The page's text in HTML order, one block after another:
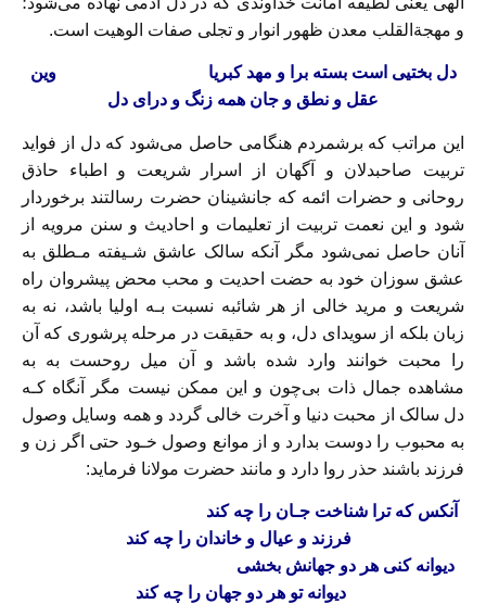
و مهجةالقلب معدن ظهور انوار و تجلی صفات الوهیت است‌.
دل‌ بختیی است بسته برا و مهد کبریاوین
عقل و نطق و جان همه زنگ‌ و درای‌ دل
این مراتب که برشمردم هنگامی حاصل‌ می‌شود‌ که‌ دل از فواید
تربیت صاحبدلان و آگهان از‌ اسرار‌ شریعت و اطباء حاذق
روحانی و حضرات ائمه که جانشینان حضرت رسالتند برخوردار
شود و این‌ نعمت‌ تربیت از تعلیمات و احادیث و سنن‌ مرویه‌ از
آنان‌ حاصل‌ نمی‌شود‌ مگر آنکه سالک عاشق شـیفته مـطلق‌ به‌
عشق سوزان خود به حضت احدیت و محب محض پیشروان راه
شریعت و مرید‌ خالی‌ از هر شائبه نسبت بـه اولیا‌ باشد، نه به
زبان‌ بلکه‌ از سویدای دل، و به حقیقت‌ در‌ مرحله پرشوری که آن
را محبت خوانند وارد شده باشد و آن میل روحست‌ به‌ به
مشاهده جمال ذات بی‌چون‌ و این‌ ممکن‌ نیست مگر آنگاه‌ کـه‌
دل سالک از محبت دنیا‌ و آخرت‌ خالی گردد و همه وسایل وصول
به محبوب را دوست بدارد و از موانع وصول خـود‌ حتی‌ اگر زن و
فرزند باشند حذر روا‌ دارد‌ و مانند حضرت‌ مولانا‌ فرماید‌:
آنکس که ترا شناخت‌ جـان را چه کند
فرزند و عیال و خاندان را چه کند
دیوانه کنی هر دو جهانش‌ بخشی‌
دیوانه تو هر دو جهان را‌ چه‌ کند‌